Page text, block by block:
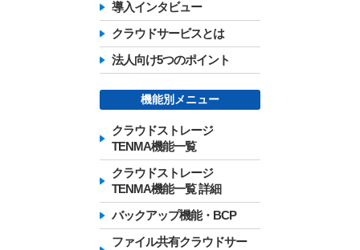
導入インタビュー
クラウドサービスとは
法人向け5つのポイント
機能別メニュー
クラウドストレージ
TENMA機能一覧
クラウドストレージ
TENMA機能一覧 詳細
バックアップ機能・BCP
ファイル共有クラウドサー